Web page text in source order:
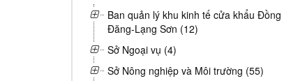
Ban quản lý khu kinh tế cửa khẩu Đồng
Đăng-Lạng Sơn (12)
Sở Ngoại vụ (4)
Sở Nông nghiệp và Môi trường (55)